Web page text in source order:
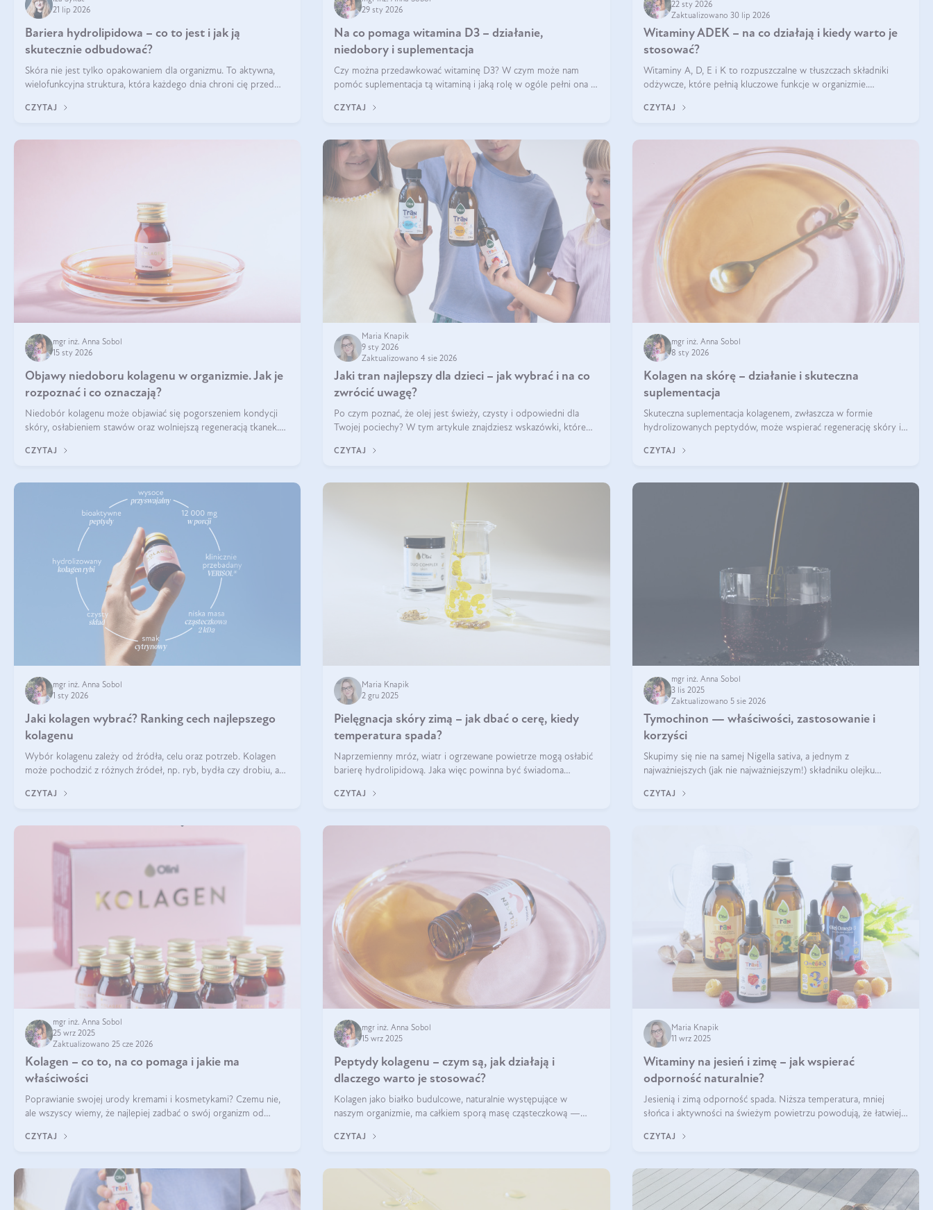
21 lip 2026
Bariera hydrolipidowa – co to jest i jak ją
skutecznie odbudować?
Skóra nie jest tylko opakowaniem dla organizmu. To aktywna,
wielofunkcyjna struktura, która każdego dnia chroni cię przed
środowiskowymi. Jednym z jej kluczowych elementów jest
CZYTAJ
29 sty 2026
Na co pomaga witamina D3 – działanie,
niedobory i suplementacja
Czy można przedawkować witaminę D3? W czym może nam
pomóc suplementacja tą witaminą i jaką rolę w ogóle pełni ona w
zalecane jest jesienią i zimą, ale czy wiesz, dlaczego warto to
CZYTAJ
22 sty 2026
Zaktualizowano 30 lip 2026
Witaminy ADEK – na co działają i kiedy warto je
stosować?
Witaminy A, D, E i K to rozpuszczalne w tłuszczach składniki
odżywcze, które pełnią kluczowe funkcje w organizmie.
krzepliwość krwi oraz mineralizację kości.
CZYTAJ
mgr inż. Anna Sobol
15 sty 2026
Objawy niedoboru kolagenu w organizmie. Jak je
rozpoznać i co oznaczają?
Niedobór kolagenu może objawiać się pogorszeniem kondycji
skóry, osłabieniem stawów oraz wolniejszą regeneracją tkanek.
skóry, bóle stawów, łamliwość paznokci oraz osłabienie włosów.
CZYTAJ
Maria Knapik
9 sty 2026
Zaktualizowano 4 sie 2026
Jaki tran najlepszy dla dzieci – jak wybrać i na co
zwrócić uwagę?
Po czym poznać, że olej jest świeży, czysty i odpowiedni dla
Twojej pociechy? W tym artykule znajdziesz wskazówki, które
CZYTAJ
mgr inż. Anna Sobol
8 sty 2026
Kolagen na skórę – działanie i skuteczna
suplementacja
Skuteczna suplementacja kolagenem, zwłaszcza w formie
hydrolizowanych peptydów, może wspierać regenerację skóry i
regularnością stosowania.
CZYTAJ
mgr inż. Anna Sobol
1 sty 2026
Jaki kolagen wybrać? Ranking cech najlepszego
kolagenu
Wybór kolagenu zależy od źródła, celu oraz potrzeb. Kolagen
może pochodzić z różnych źródeł, np. ryb, bydła czy drobiu, a
sprawdza się kolagen rybi, a dla wspierania stawów — kolagen
CZYTAJ
Maria Knapik
2 gru 2025
Pielęgnacja skóry zimą – jak dbać o cerę, kiedy
temperatura spada?
Naprzemienny mróz, wiatr i ogrzewane powietrze mogą osłabić
barierę hydrolipidową. Jaka więc powinna być świadoma
CZYTAJ
mgr inż. Anna Sobol
3 lis 2025
Zaktualizowano 5 sie 2026
Tymochinon — właściwości, zastosowanie i
korzyści
Skupimy się nie na samej Nigella sativa, a jednym z
najważniejszych (jak nie najważniejszym!) składniku olejku
CZYTAJ
mgr inż. Anna Sobol
25 wrz 2025
Zaktualizowano 25 cze 2026
Kolagen – co to, na co pomaga i jakie ma
właściwości
Poprawianie swojej urody kremami i kosmetykami? Czemu nie,
ale wszyscy wiemy, że najlepiej zadbać o swój organizm od
zewnętrzny prezentował się zdrowo i atrakcyjnie. Stosowanie
CZYTAJ
mgr inż. Anna Sobol
15 wrz 2025
Peptydy kolagenu – czym są, jak działają i
dlaczego warto je stosować?
Kolagen jako białko budulcowe, naturalnie występujące w
naszym organizmie, ma całkiem sporą masę cząsteczkową —
formie, byłby trudno strawialny. Aby był lepiej przyswajalny i
CZYTAJ
Maria Knapik
11 wrz 2025
Witaminy na jesień i zimę – jak wspierać
odporność naturalnie?
Jesienią i zimą odporność spada. Niższa temperatura, mniej
słońca i aktywności na świeżym powietrzu powodują, że łatwiej
wspierać układ immunologiczny. Co warto suplementować
CZYTAJ